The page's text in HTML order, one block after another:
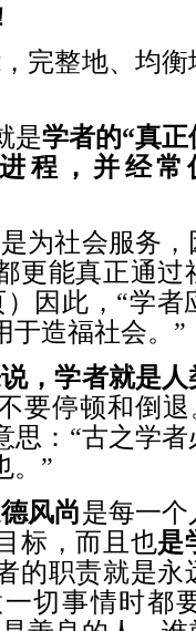
完整地、均
是学者的“真
程，并经常
为社会服务
更能真正通过
因此，“学
于造福社会。”
，学者就是人
要停顿和倒退
思：“古之学
。”
风尚是每一
标，而且也是
的职责就是永
切事情时都